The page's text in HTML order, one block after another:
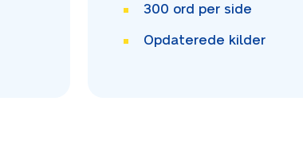
300 ord per side
Opdaterede kilder